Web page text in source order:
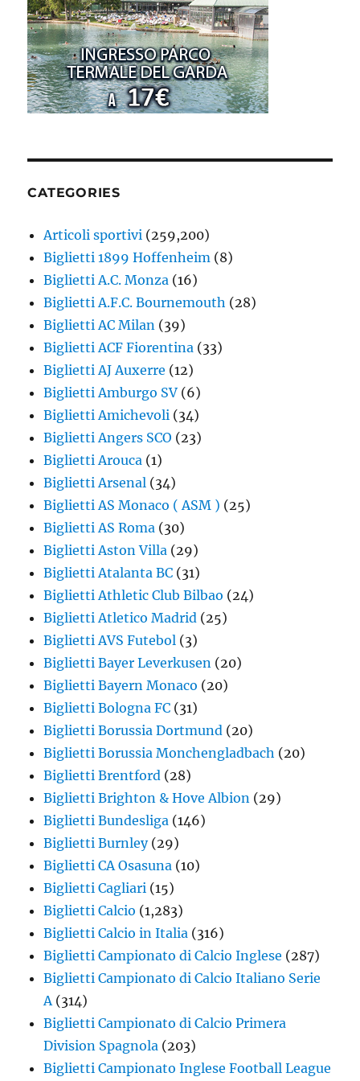
CATEGORIES
Articoli sportivi (259,200)
Biglietti 1899 Hoffenheim (8)
Biglietti A.C. Monza (16)
Biglietti A.F.C. Bournemouth (28)
Biglietti AC Milan (39)
Biglietti ACF Fiorentina (33)
Biglietti AJ Auxerre (12)
Biglietti Amburgo SV (6)
Biglietti Amichevoli (34)
Biglietti Angers SCO (23)
Biglietti Arouca (1)
Biglietti Arsenal (34)
Biglietti AS Monaco ( ASM ) (25)
Biglietti AS Roma (30)
Biglietti Aston Villa (29)
Biglietti Atalanta BC (31)
Biglietti Athletic Club Bilbao (24)
Biglietti Atletico Madrid (25)
Biglietti AVS Futebol (3)
Biglietti Bayer Leverkusen (20)
Biglietti Bayern Monaco (20)
Biglietti Bologna FC (31)
Biglietti Borussia Dortmund (20)
Biglietti Borussia Monchengladbach (20)
Biglietti Brentford (28)
Biglietti Brighton & Hove Albion (29)
Biglietti Bundesliga (146)
Biglietti Burnley(29)
Biglietti CA Osasuna (10)
Biglietti Cagliari (15)
Biglietti Calcio (1,283)
Biglietti Calcio in Italia (316)
Biglietti Campionato di Calcio Inglese (287)
Biglietti Campionato di Calcio Italiano Serie
A (314)
Biglietti Campionato di Calcio Primera
Division Spagnola (203)
Biglietti Campionato Inglese Football League